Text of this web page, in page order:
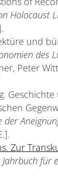
Holocaust
und
des
Peter
der
Zur
Jahrbuch für